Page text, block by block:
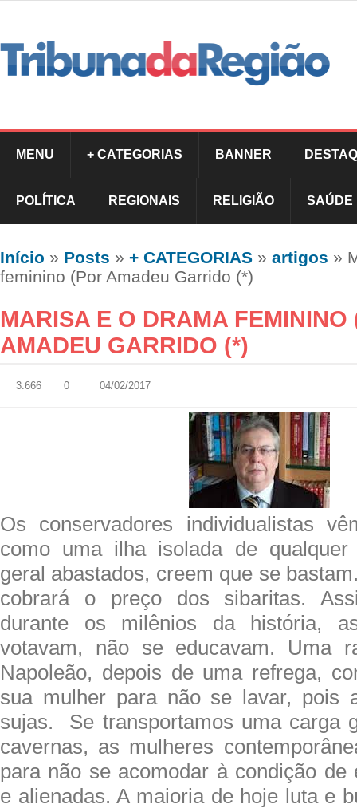
MENU + CATEGORIAS BANNER
POLÍTICA REGIONAIS RELIGIÃO SAÚDE
Início » Posts » + CATEGORIAS » artigos »
feminino (Por Amadeu Garrido (*)
MARISA E O DRAMA FEMININO
AMADEU GARRIDO (*)
3.666 0 04/02/2017
Os conservadores individualistas
como uma ilha isolada de qualquer
geral abastados, creem que se
cobrará o preço dos sibaritas.
durante os milênios da história,
votavam, não se educavam. Uma
Napoleão, depois de uma refrega,
sua mulher para não se lavar, pois
sujas. Se transportamos uma carga
cavernas, as mulheres
para não se acomodar à condição de
e alienadas. A maioria de hoje luta e